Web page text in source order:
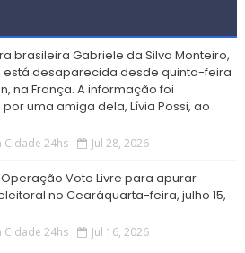
brasileira Gabriele da Silva Monteiro,
está desaparecida desde quinta-feira
na França. A informação foi
uma amiga dela, Lívia Possi, ao
Cidade 24hs Jul 28, 2026
Voto Livre para apurar
no Cearáquarta-feira, julho 15,
Cidade 24hs Jul 16, 2026